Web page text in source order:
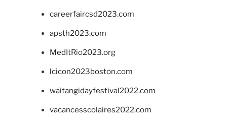
careerfaircsd2023.com
apsth2023.com
MedItRio2023.org
lcicon2023boston.com
waitangidayfestival2022.com
vacancesscolaires2022.com